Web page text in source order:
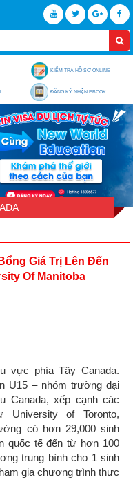
KIỂM TRA HỒ SƠ ONLINE
ĐĂNG KÝ NHẬN EBOOK
Giá Trị Lên Đến
Of Manitoba
vực phía Tây Canada.
U15 – nhóm trường đại
Canada, xếp cạnh các
of Toronto,
có hơn 29,000 sinh
quốc tế đến từ hơn 100
trung bình cho 1 sinh
gia chương trình thực